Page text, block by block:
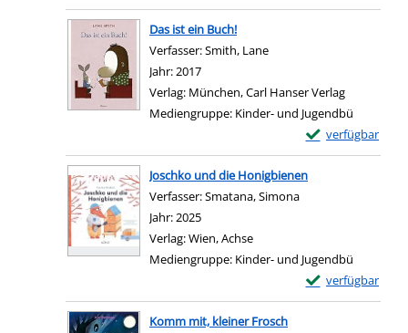
Zum Download von
Das ist ein Buch!
Verfasser:Smith, Lane
Jahr:2017
Verlag: München, Carl Hanser Verlag
Mediengruppe: Kinder- und Jugendbü
verfügbar
Exemplar-Details
Zum Download
Joschko und die Honigbienen
Verfasser:Smatana, Simona
Jahr:2025
Verlag:Wien, Achse
Mediengruppe: Kinder- und Jugendbü
verfügbar
Exemplar-Details
Zum Download
Komm mit, kleiner Frosch